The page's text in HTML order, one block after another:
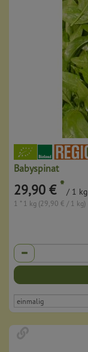
Babyspinat
29,90 € * / 1 kg
1 * 1 kg (29,90 € / 1 kg)
Anzahl